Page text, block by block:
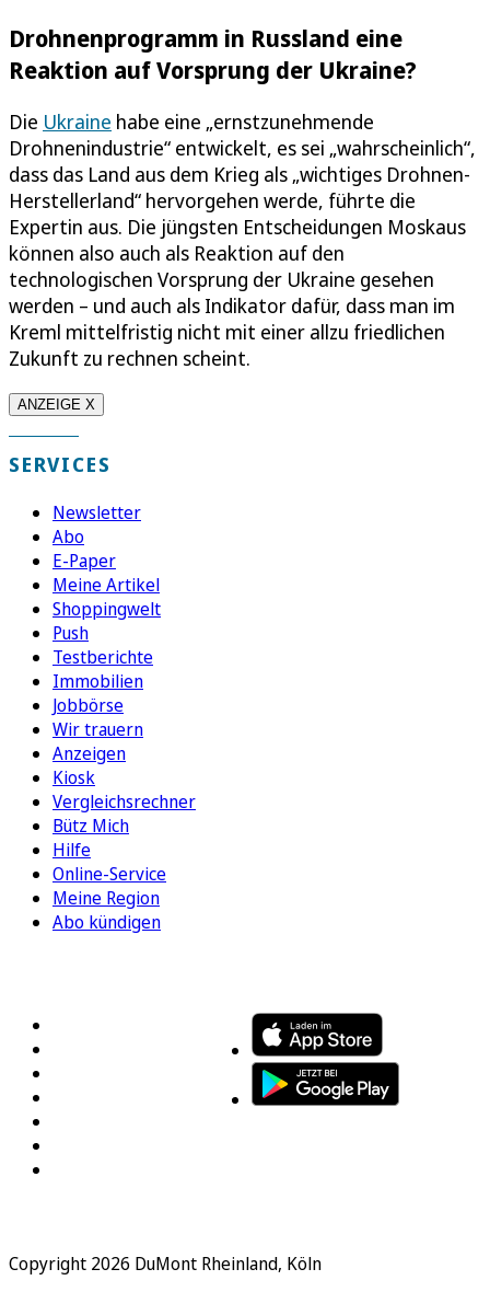
Drohnenprogramm in Russland eine
Reaktion auf Vorsprung der Ukraine?
Die Ukraine habe eine „ernstzunehmende
Drohnenindustrie“ entwickelt, es sei „wahrscheinlich“,
dass das Land aus dem Krieg als „wichtiges Drohnen-
Herstellerland“ hervorgehen werde, führte die
Expertin aus. Die jüngsten Entscheidungen Moskaus
können also auch als Reaktion auf den
technologischen Vorsprung der Ukraine gesehen
werden – und auch als Indikator dafür, dass man im
Kreml mittelfristig nicht mit einer allzu friedlichen
Zukunft zu rechnen scheint.
ANZEIGE X
SERVICES
Newsletter
Abo
E-Paper
Meine Artikel
Shoppingwelt
Push
Testberichte
Immobilien
Jobbörse
Wir trauern
Anzeigen
Kiosk
Vergleichsrechner
Bütz Mich
Hilfe
Online-Service
Meine Region
Abo kündigen
Copyright 2026 DuMont Rheinland, Köln